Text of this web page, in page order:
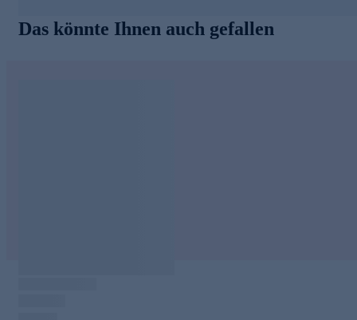
Das könnte Ihnen auch gefallen